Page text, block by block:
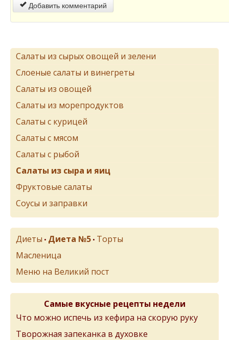
Добавить комментарий
Салаты из сырых овощей и зелени
Слоеные салаты и винегреты
Салаты из овощей
Салаты из морепродуктов
Салаты с курицей
Салаты с мясом
Салаты с рыбой
Салаты из сыра и яиц
Фруктовые салаты
Соусы и заправки
Диеты • Диета №5 • Торты
Масленица
Меню на Великий пост
Самые вкусные рецепты недели
Что можно испечь из кефира на скорую руку
Творожная запеканка в духовке